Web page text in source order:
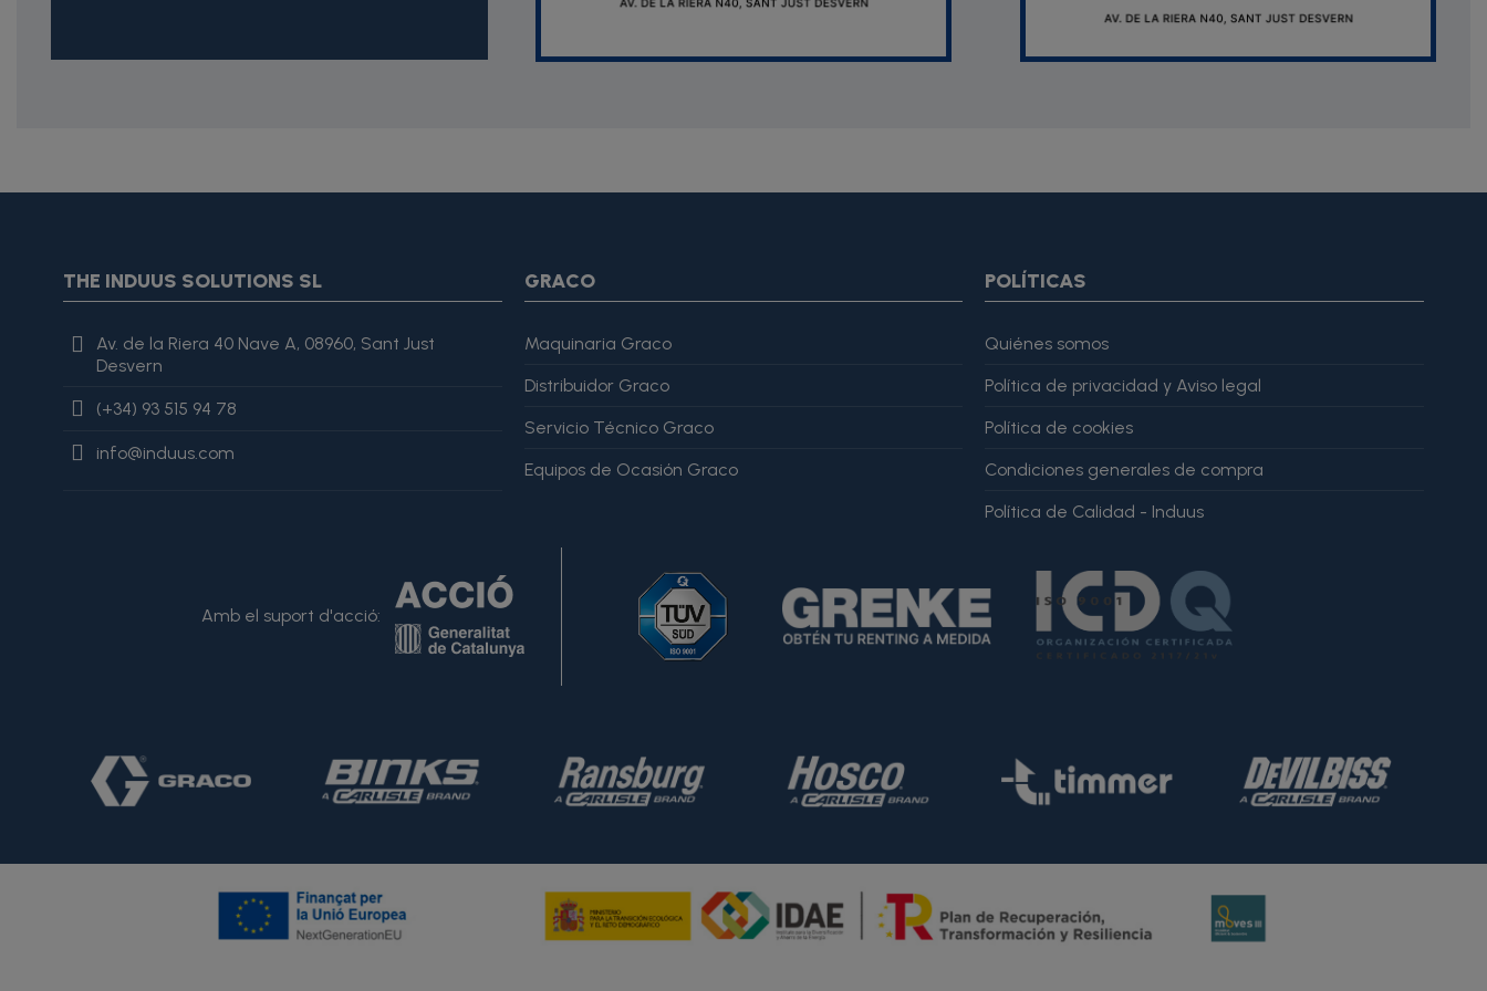
THE INDUUS SOLUTIONS SL
Av. de la Riera 40 Nave A, 08960, Sant Just
Desvern
(+34) 93 515 94 78
info@induus.com
GRACO
Maquinaria Graco
Distribuidor Graco
Servicio Técnico Graco
Equipos de Ocasión Graco
POLÍTICAS
Quiénes somos
Política de privacidad y Aviso legal
Política de cookies
Condiciones generales de compra
Política de Calidad - Induus
Amb el suport d'acció:
"review": { "@type": "Review", "author": { "@type": "Person", "name": "Alfonso Martínez" }, "reviewRating": { "@type": "Rating", "ratingValue": 4, "bestRating": 5 }, "reviewBody": "Este producto
es excelente, lo recomiendo totalmente." }